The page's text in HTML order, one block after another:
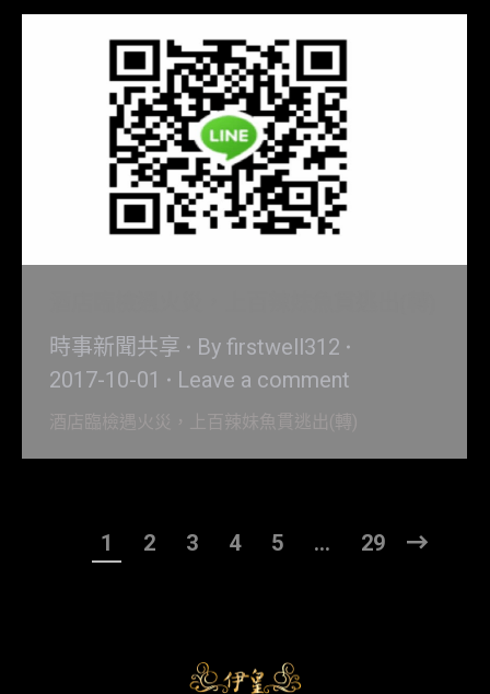
時事新聞共享 By firstwell312
2017-10-01
Leave a comment
酒店臨檢遇火災，上百辣妹魚貫逃出(轉)
1 2 3 4 5 … 29